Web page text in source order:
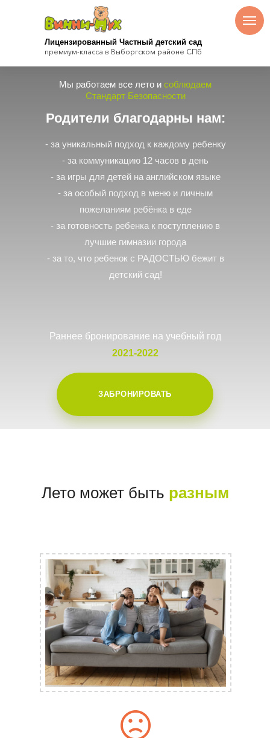
Лицензированный Частный детский сад
премиум-класса в Выборгском районе СПб
Мы работаем все лето и соблюдаем
Стандарт Безопасности
ЗАБРОНИРОВАТЬ
Родители благодарны нам:
- за уникальный подход к каждому ребенку
- за коммуникацию 12 часов в день
- за игры для детей на английском языке
- за особый подход в меню и личным
пожеланиям ребёнка в еде
- за готовность ребенка к поступлению в
лучшие гимназии города
- за то, что ребенок с РАДОСТЬЮ бежит в
детский сад!
Раннее бронирование на учебный год
2021-2022
Лето может быть разным